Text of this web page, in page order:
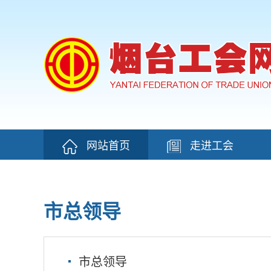
网站首页 走进工会
市总领导
市总领导